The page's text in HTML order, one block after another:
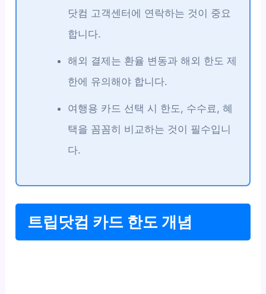
닷컴 고객센터에 연락하는 것이 중요
합니다.
해외 결제는 환율 변동과 해외 한도 제
한에 유의해야 합니다.
여행용 카드 선택 시 한도, 수수료, 혜
택을 꼼꼼히 비교하는 것이 필수입니
다.
트립닷컴 카드 한도 개념